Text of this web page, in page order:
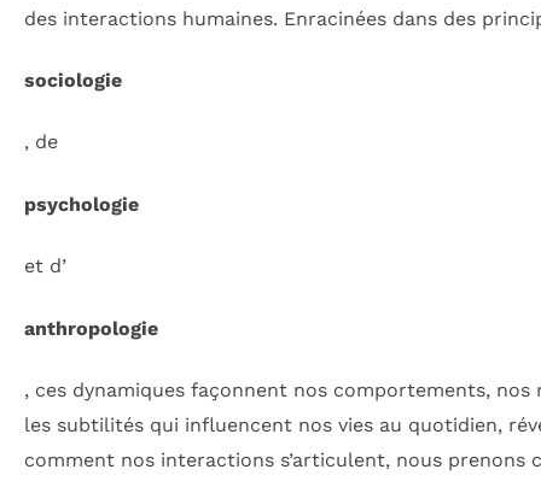
des interactions humaines. Enracinées dans des
sociologie
, de
psychologie
et d’
anthropologie
, ces dynamiques façonnent nos comportements,
les subtilités qui influencent nos vies au quotidien,
comment nos interactions s’articulent, nous